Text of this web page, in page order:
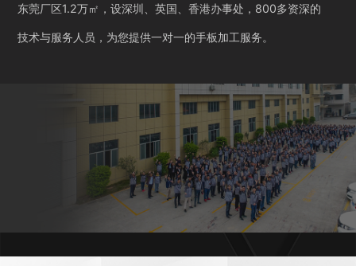
东莞厂区1.2万㎡，设深圳、英国、香港办事处，800多资深的
技术与服务人员，为您提供一对一的手板加工服务。